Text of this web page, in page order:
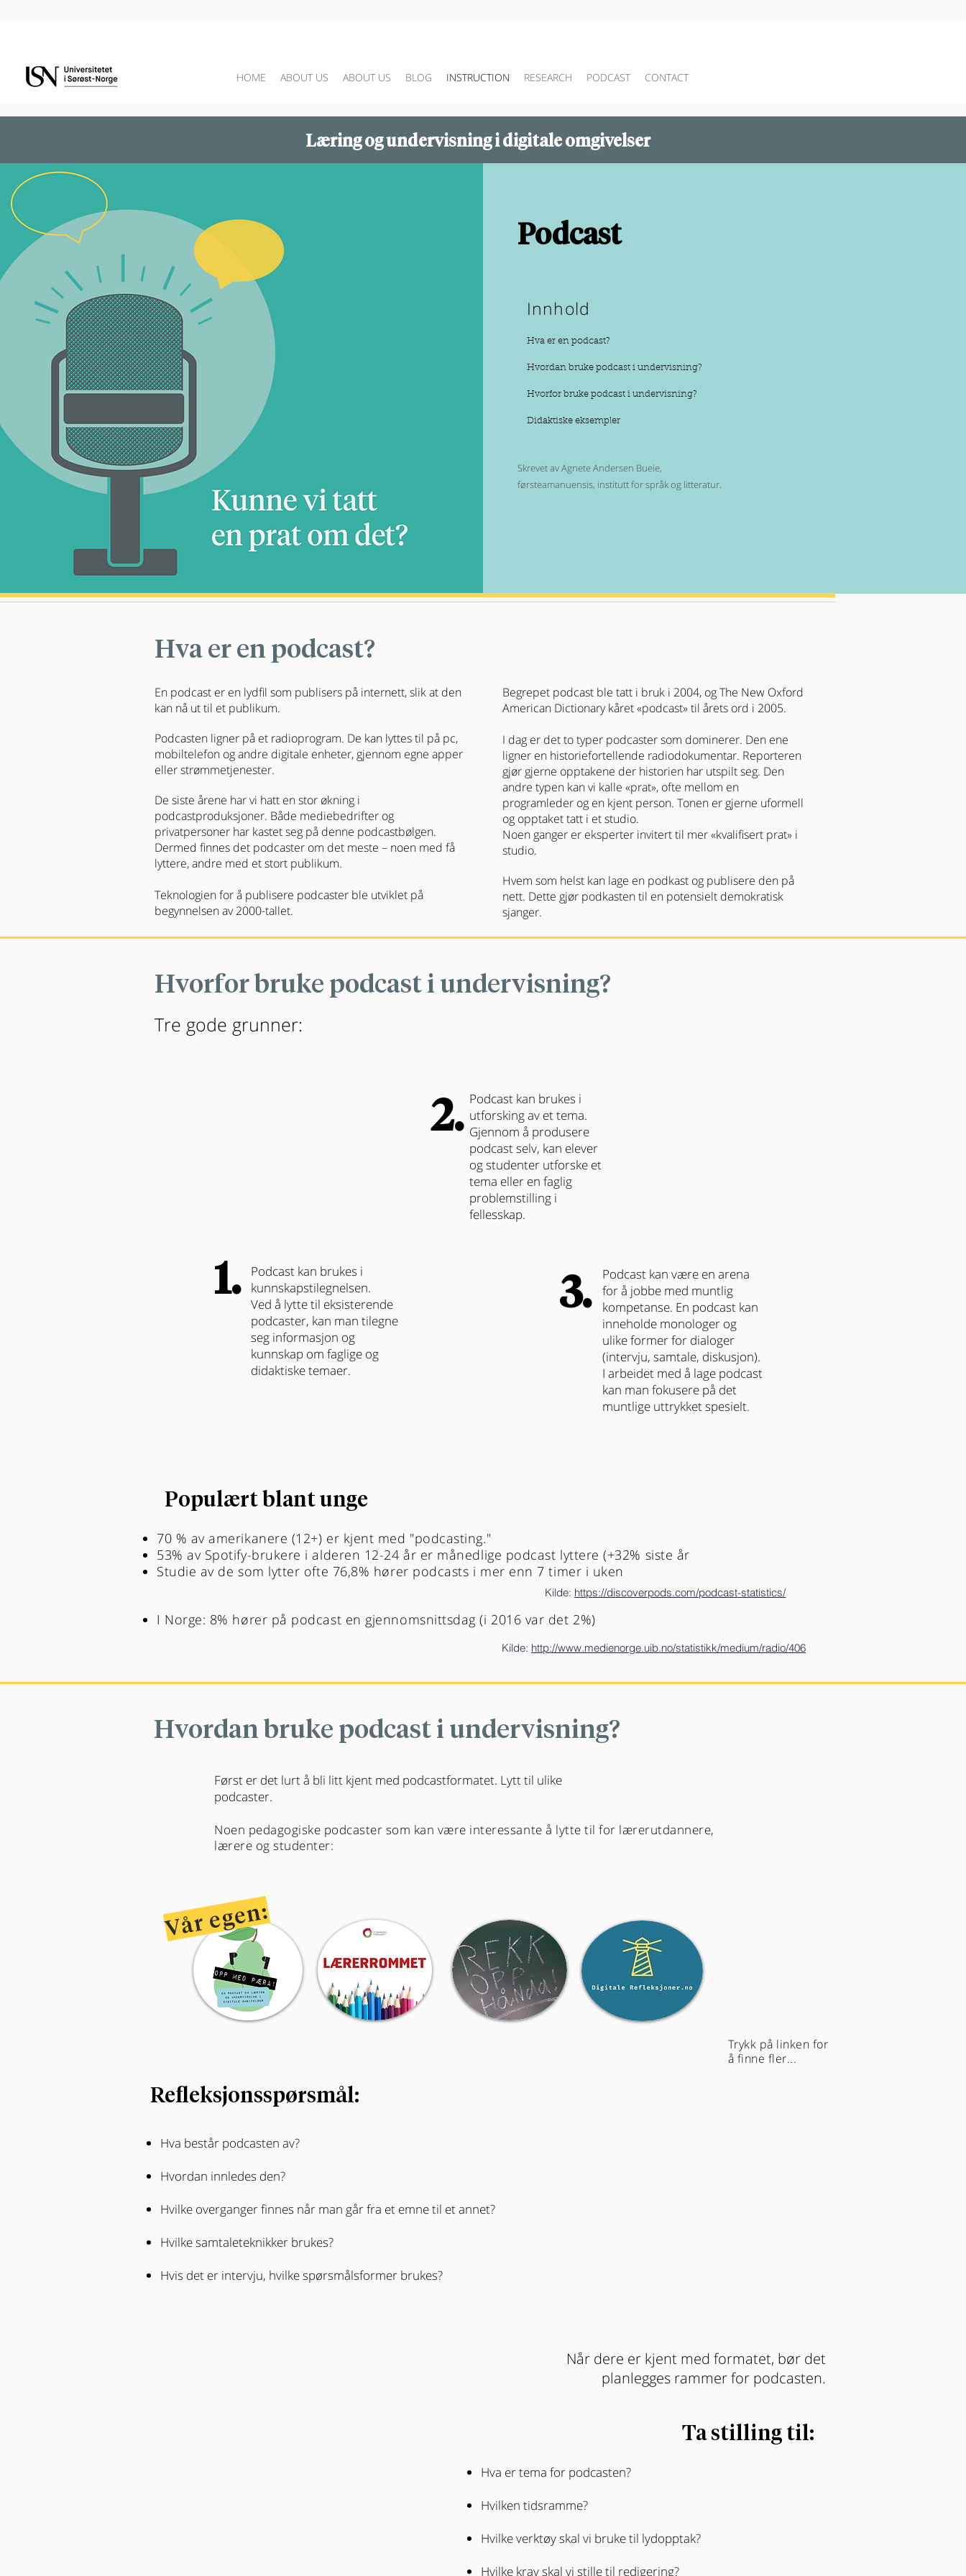
HOME ABOUT US ABOUT US BLOG INSTRUCTION RESEARCH PODCAST CONTACT
Læring og undervisning i digitale omgivelser
Podcast
Innhold
Hva er en podcast?
Hvordan bruke podcast i undervisning?
Hvorfor bruke podcast i undervisning?
Didaktiske eksempler
Skrevet av Agnete Andersen Bueie,
førsteamanuensis, institutt for språk og litteratur.
Hva er en podcast?
En podcast er en lydfil som publisers på internett, slik at den
kan nå ut til et publikum.
Podcasten ligner på et radioprogram. De kan lyttes til på pc,
mobiltelefon og andre digitale enheter, gjennom egne apper
eller strømmetjenester.
De siste årene har vi hatt en stor økning i
podcastproduksjoner. Både mediebedrifter og
privatpersoner har kastet seg på denne podcastbølgen.
Dermed finnes det podcaster om det meste – noen med få
lyttere, andre med et stort publikum.
Teknologien for å publisere podcaster ble utviklet på
begynnelsen av 2000-tallet.
Begrepet podcast ble tatt i bruk i 2004, og The New Oxford
American Dictionary kåret «podcast» til årets ord i 2005.
I dag er det to typer podcaster som dominerer. Den ene
ligner en historiefortellende radiodokumentar. Reporteren
gjør gjerne opptakene der historien har utspilt seg. Den
andre typen kan vi kalle «prat», ofte mellom en
programleder og en kjent person. Tonen er gjerne uformell
og opptaket tatt i et studio.
Noen ganger er eksperter invitert til mer «kvalifisert prat» i
studio.
Hvem som helst kan lage en podkast og publisere den på
nett. Dette gjør podkasten til en potensielt demokratisk
sjanger.
Hvorfor bruke podcast i undervisning?
Tre gode grunner:
Podcast kan brukes i
kunnskapstilegnelsen.
Ved å lytte til eksisterende
podcaster, kan man tilegne
seg informasjon og
kunnskap om faglige og
didaktiske temaer.
1.
Podcast kan brukes i
utforsking av et tema.
Gjennom å produsere
podcast selv, kan elever
og studenter utforske et
tema eller en faglig
problemstilling i
fellesskap.
2.
3.
Podcast kan være en arena
for å jobbe med muntlig
kompetanse. En podcast kan
inneholde monologer og
ulike former for dialoger
(intervju, samtale, diskusjon).
I arbeidet med å lage podcast
kan man fokusere på det
muntlige uttrykket spesielt.
Populært blant unge
70 % av amerikanere (12+) er kjent med "podcasting."
53% av Spotify-brukere i alderen 12-24 år er månedlige podcast lyttere (+32% siste år
Studie av de som lytter ofte 76,8% hører podcasts i mer enn 7 timer i uken
Kilde: https://discoverpods.com/podcast-statistics/
I Norge: 8% hører på podcast en gjennomsnittsdag (i 2016 var det 2%)
Kilde: http://www.medienorge.uib.no/statistikk/medium/radio/406
Hvordan bruke podcast i undervisning?
Først er det lurt å bli litt kjent med podcastformatet. Lytt til ulike
podcaster.
Noen pedagogiske podcaster som kan være interessante å lytte til for lærerutdannere,
lærere og studenter:
Vår egen:
Trykk på linken for
å finne fler...
Refleksjonsspørsmål:
Hva består podcasten av?
Hvordan innledes den?
Hvilke overganger finnes når man går fra et emne til et annet?
Hvilke samtaleteknikker brukes?
Hvis det er intervju, hvilke spørsmålsformer brukes?
Når dere er kjent med formatet, bør det
planlegges rammer for podcasten.
Ta stilling til:
Hva er tema for podcasten?
Hvilken tidsramme?
Hvilke verktøy skal vi bruke til lydopptak?
Hvilke krav skal vi stille til redigering?